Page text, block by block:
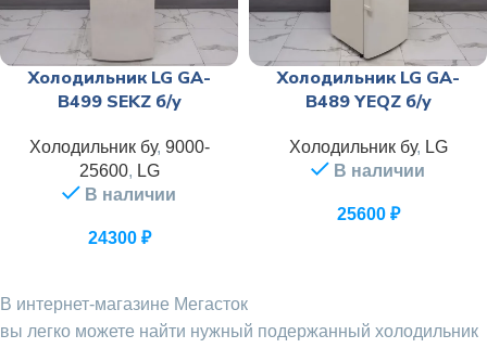
Холодильник LG GA-
B499 SEKZ б/у
Холодильник бу, 9000-
25600, LG
В наличии
24300 ₽
Холодильник LG GA-
B489 YEQZ б/у
Холодильник бу, LG
В наличии
25600 ₽
В интернет-магазине Мегасток
вы легко можете найти нужный подержанный холодильник